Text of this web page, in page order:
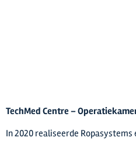
TechMed Centre –
In 2020 realiseerde